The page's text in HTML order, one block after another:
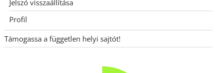
Jelszó visszaállítása
Profil
Támogassa a független helyi sajtót!